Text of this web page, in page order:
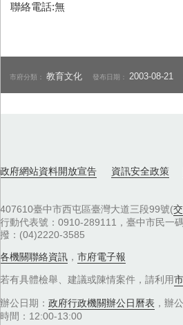
聯絡電話:無
市府分類：教育文化 發布日期： 2003-08-21
政府網站資料開放宣告 資訊安全政策
407610臺中市西屯區臺灣大道三段99號(
行動代表號：0910-289111，臺中市民一
撥：(04)2220-3585
各機關聯絡資訊 ， 市府電子報
若有具體檢舉、建議或陳情案件，請利用
辦公日期： 政府行政機關辦公日曆表 ，辦
時間：12:00-13:00